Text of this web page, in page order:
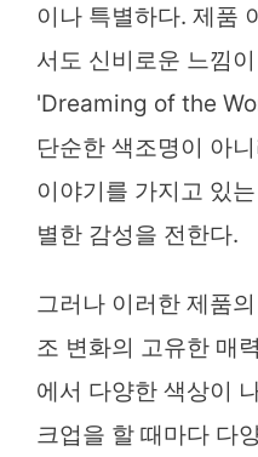
이나 특별하다. 제품
서도 신비로운 느낌
'Dreaming of the
단순한 색조명이 아
이야기를 가지고 있
별한 감성을 전한다.
그러나 이러한 제품
조 변화의 고유한 매
에서 다양한 색상이
크업을 할 때마다 다